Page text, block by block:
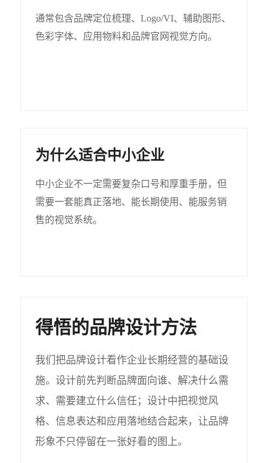
通常包含品牌定位梳理、Logo/VI、辅助图形、
色彩字体、应用物料和品牌官网视觉方向。
为什么适合中小企业
中小企业不一定需要复杂口号和厚重手册，但
需要一套能真正落地、能长期使用、能服务销
售的视觉系统。
得悟的品牌设计方法
我们把品牌设计看作企业长期经营的基础设
施。设计前先判断品牌面向谁、解决什么需
求、需要建立什么信任；设计中把视觉风
格、信息表达和应用落地结合起来，让品牌
形象不只停留在一张好看的图上。